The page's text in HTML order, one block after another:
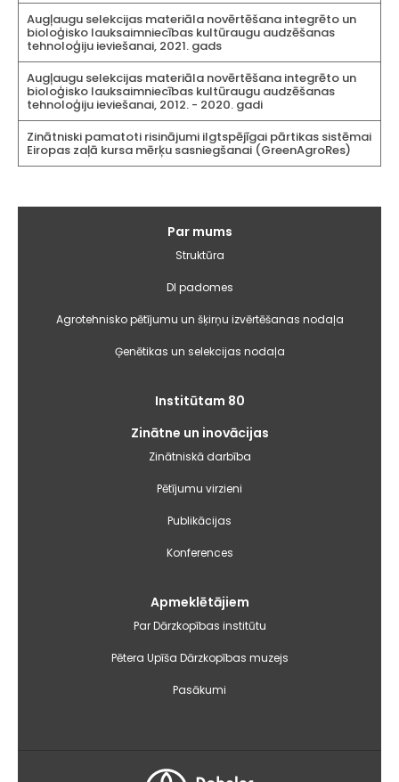
Augļaugu selekcijas materiāla novērtēšana integrēto un
bioloģisko lauksaimniecības kultūraugu audzēšanas
tehnoloģiju ieviešanai, 2021. gads
Augļaugu selekcijas materiāla novērtēšana integrēto un
bioloģisko lauksaimniecības kultūraugu audzēšanas
tehnoloģiju ieviešanai, 2012. - 2020. gadi
Zinātniski pamatoti risinājumi ilgtspējīgai pārtikas sistēmai
Eiropas zaļā kursa mērķu sasniegšanai (GreenAgroRes)
Par mums
Struktūra
DI padomes
Agrotehnisko pētījumu un šķirņu izvērtēšanas nodaļa
Ģenētikas un selekcijas nodaļa
Institūtam 80
Zinātne un inovācijas
Zinātniskā darbība
Pētījumu virzieni
Publikācijas
Konferences
Apmeklētājiem
Par Dārzkopības institūtu
Pētera Upīša Dārzkopības muzejs
Pasākumi